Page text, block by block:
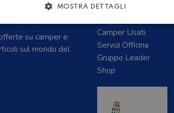
E DEL
su camper e
sul mondo del
Home
Camper Usati
Servizi Officina
Gruppo Leader
Shop
MOSTRA DETTAGLI